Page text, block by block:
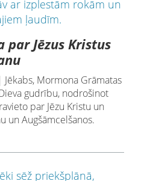
par Jēzus Kristus
Mormona Grāmatas
gudrību, nodrošinot
par Jēzu Kristu un
un Augšāmcelšanos.